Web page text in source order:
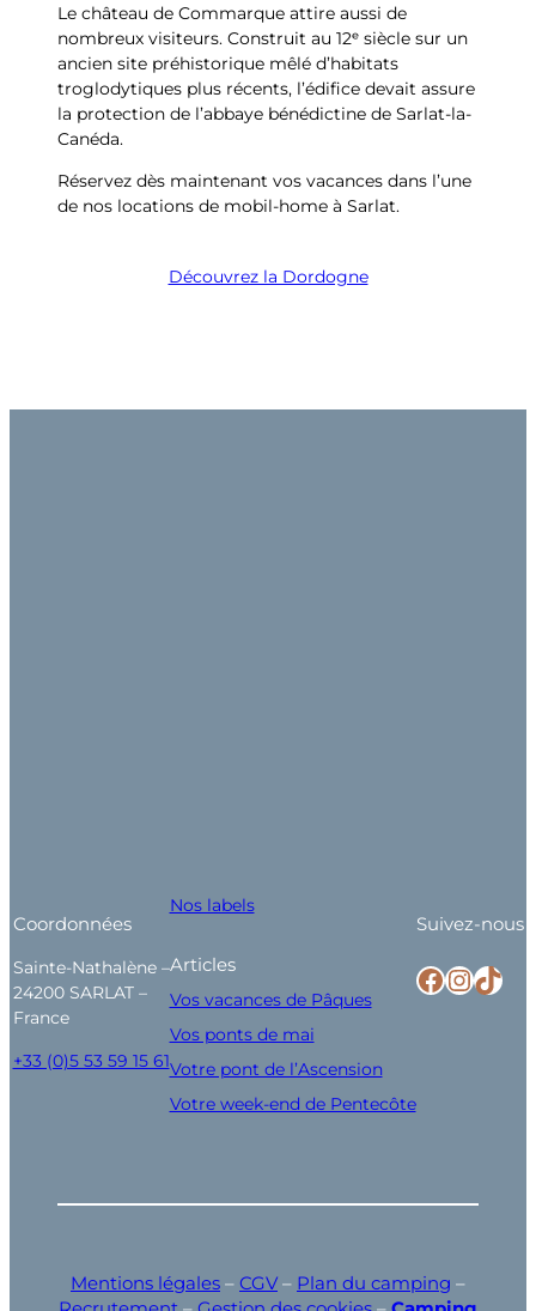
Le château de Commarque attire aussi de
nombreux visiteurs. Construit au 12ᵉ siècle sur un
ancien site préhistorique mêlé d’habitats
troglodytiques plus récents, l’édifice devait assure
la protection de l’abbaye bénédictine de Sarlat-la-
Canéda.
Réservez dès maintenant vos vacances dans l’une
de nos locations de mobil-home à Sarlat.
Découvrez la Dordogne
Coordonnées
Sainte-Nathalène –
24200 SARLAT –
France
+33 (0)5 53 59 15 61
Nos labels
Articles
Vos vacances de Pâques
Vos ponts de mai
Votre pont de l’Ascension
Votre week-end de Pentecôte
Suivez-nous
Facebook InstagramTikTok
Mentions légales – CGV – Plan du camping –